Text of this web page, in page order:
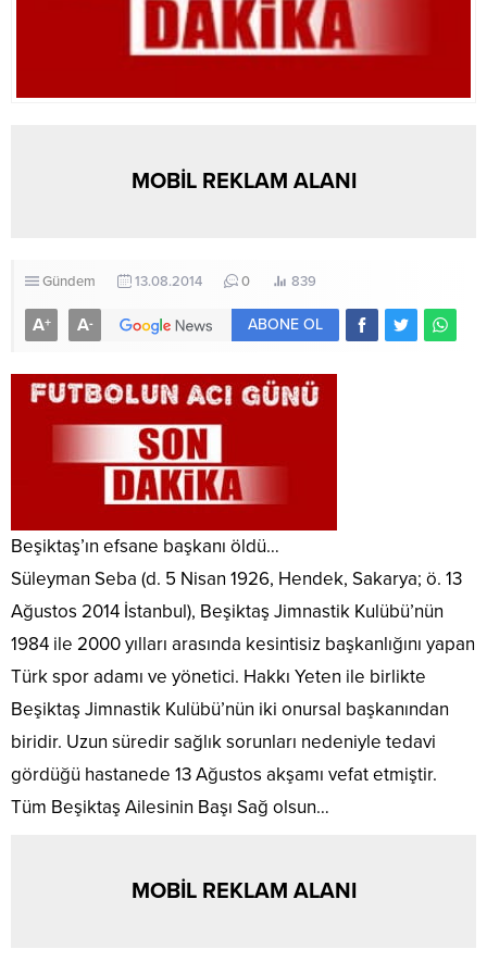
MOBİL REKLAM ALANI
Gündem 13.08.2014 0 839
A+ A- ABONE OL
Beşiktaş’ın efsane başkanı öldü…
Süleyman Seba (d. 5 Nisan 1926, Hendek, Sakarya; ö. 13
Ağustos 2014 İstanbul), Beşiktaş Jimnastik Kulübü’nün
1984 ile 2000 yılları arasında kesintisiz başkanlığını yapan
Türk spor adamı ve yönetici. Hakkı Yeten ile birlikte
Beşiktaş Jimnastik Kulübü’nün iki onursal başkanından
biridir. Uzun süredir sağlık sorunları nedeniyle tedavi
gördüğü hastanede 13 Ağustos akşamı vefat etmiştir.
Tüm Beşiktaş Ailesinin Başı Sağ olsun…
MOBİL REKLAM ALANI